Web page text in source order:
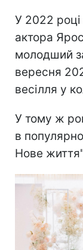
У 2022
актора
молодший
вересня
весілля у
У тому ж
в
Нове